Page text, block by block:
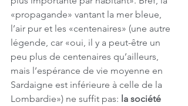
«propagande» vantant la mer bleue,
l’air pur et les «centenaires» (une autre
légende, car «oui, il y a peut-être un
peu plus de centenaires qu’ailleurs,
mais l’espérance de vie moyenne en
Sardaigne est inférieure à celle de la
Lombardie») ne suffit pas: la société